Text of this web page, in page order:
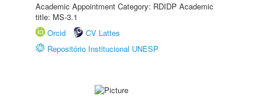
Academic Appointment Category: RDIDP Academic
title: MS-3.1
Orcid
CV Lattes
Repositório Institucional UNESP